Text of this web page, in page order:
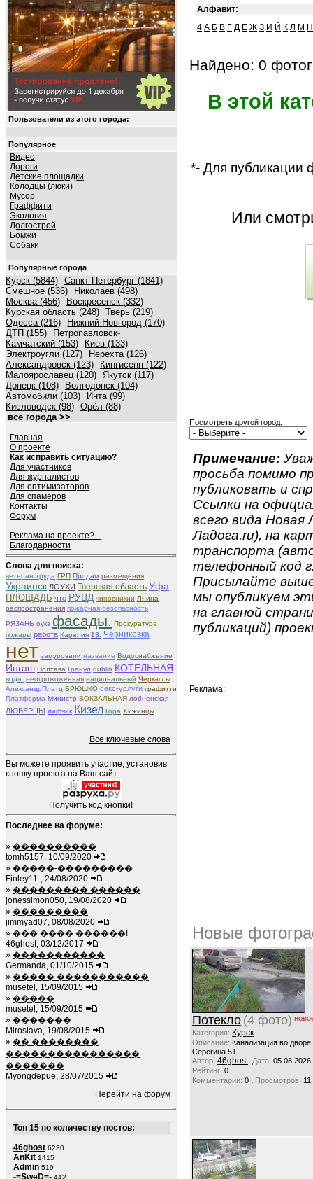
Пользователи из этого города:
Популярное
Видео
Дороги
Детские площадки
Колодцы (люки)
Мусор
Граффити
Экология
Долгострой
Бомжи
Собаки
Популярные города
Курск (5844) Санкт-Петербург (1841)
Смешное (536)
Николаев (498)
Москва (456)
Воскресенск (332)
Курская область (248) Тверь (219)
Одесса (216)
Нижний Новгород (170)
ДТП (155)
Петропавловск-
Камчатский (153)
Киев (133)
Электроугли (127)
Нерехта (126)
Александровск (123)
Кингисепп (122)
Малоярославец (120) Якутск (117)
Донецк (108)
Волгодонск (104)
Автомобили (103)
Инта (99)
Кисловодск (98) Орёл (88)
все города >>
Главная
О проекте
Как исправить ситуацию?
Для участников
Для журналистов
Для оптимизаторов
Для спамеров
Контакты
Форум
Реклама на проекте?...
Благодарности
Слова для поиска:
ветеран труда ГРП Продам размещения
Украинск ЛОУХИ Тверская область Уфа
ПЛОЩАДЬ что РУВД чиновникии Лнина
распространения пожарная безопасность
РЯЗАНЬ оукз фасады. Прокуратура
пожары работа Карелия 13. Черниковка
нет замуровали название Водоснабжение
Ингаш Полтава Гранул dublin КОТЕЛЬНАЯ
вода. неогрожоженная национальный Черкассы
АлександрПлатц БРЮШКО секс-услуги графитти
Платформа Министр ВОКЗАЛЬНАЯ лобненская
ЛЮБЕРЦЫ лифчик Кизел Гора Хижинцы
Все ключевые слова
Вы можете проявить участие, установив
кнопку проекта на Ваш сайт:
Получить код кнопки!
Последнее на форуме:
» ����������
tomh5157, 10/09/2020
» �����-���������
Finley11-, 24/08/2020
» ��������� ������
jonessimon050, 19/08/2020
» ���������
jimmyad07, 08/08/2020
» ��� ���� ������!
46ghost, 03/12/2017
» �����������
Germanda, 01/10/2015
» ����� �����������
musetel, 15/09/2015
» �����
musetel, 15/09/2015
» �������
Miroslava, 19/08/2015
» �� ��������
����������������
�������
Myongdepue, 28/07/2015
Перейти на форум
Топ 15 по количеству постов:
46ghost 6230
AnKit 1415
Admin 519
-=SweD=- 442
Алфавит:
4 А Б В Г Д Е Ж З И Й К Л М Н
Найдено: 0
В этой
*- Для публикации
Или
Посмотреть другой город:
Примечание:
просьба помимо
публиковать и
Ссылки на
всего вида Новая
Ладога.ru), на
транспорта
телефонный код
Присылайте
мы опубликуем
на главной
публикаций)
Реклама:
Новые
Потекло (4 фото)
Категория: Курск
Описание: Канализация во
Серёгина 51.
Автор: 46ghost Дата: 05.08.2026
Рейтинг: 0
Комментарии: 0 , Просмотров: 11